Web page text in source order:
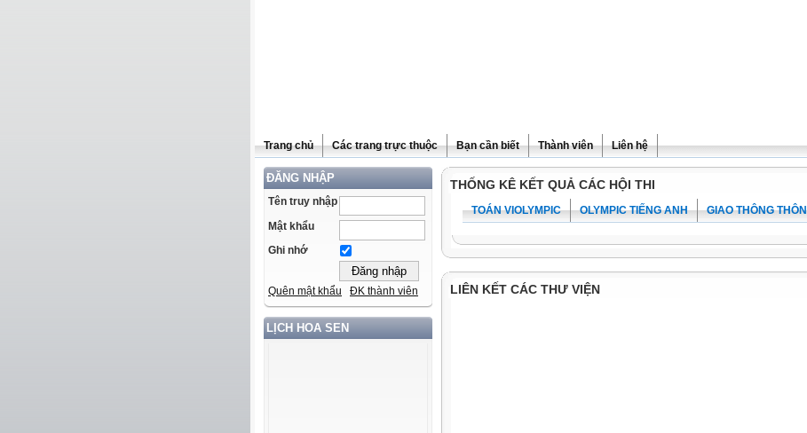
Trang chủ Các trang trực thuộc Bạn cần biết Thành viên Liên hệ
ĐĂNG NHẬP
Tên truy nhập
Mật khẩu
Ghi nhớ
Quên mật khẩu ĐK thành viên
LỊCH HOA SEN
THỐNG KÊ KẾT QUẢ CÁC HỘI THI
TOÁN VIOLYMPIC OLYMPIC TIẾNG ANH GIAO THÔNG
LIÊN KẾT CÁC THƯ VIỆN